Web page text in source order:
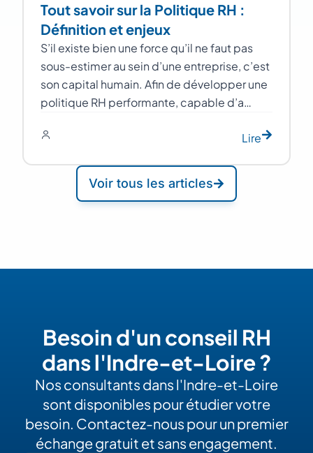
Tout savoir sur la Politique RH :
Définition et enjeux
S’il existe bien une force qu’il ne faut pas
sous-estimer au sein d’une entreprise, c’est
son capital humain. Afin de développer une
politique RH performante, capable d’a…
Lire
Voir tous les articles
Besoin d'un conseil RH
dans l'Indre-et-Loire ?
Nos consultants dans l'Indre-et-Loire
sont disponibles pour étudier votre
besoin. Contactez-nous pour un premier
échange gratuit et sans engagement.